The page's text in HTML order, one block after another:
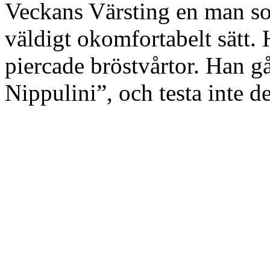
Veckans Värsting en man
väldigt okomfortabelt sätt.
piercade bröstvårtor. Han
Nippulini”, och testa inte